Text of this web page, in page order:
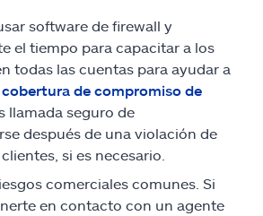
software de firewall y
el tiempo para capacitar a los
todas las cuentas para ayudar a
cobertura de compromiso de
llamada seguro de
después de una violación de
si es necesario.
comerciales comunes. Si
en contacto con un agente